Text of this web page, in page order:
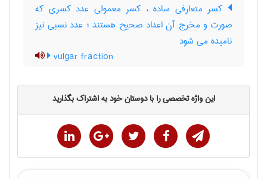
کسر متعارفی ساده ، کسر معمولی عدد کسری که
صورت و مخرج آن اعداد صحیح هستند ؛ عدد نسبی نیز
نامیده می شود
vulgar fraction
این واژه تخصصی را با دوستان خود به اشتراک بگذارید